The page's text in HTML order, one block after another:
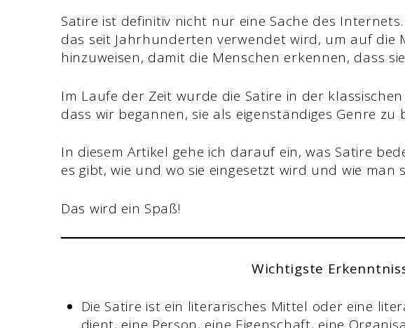
Satire ist definitiv nicht nur eine Sache des
das seit Jahrhunderten verwendet wird, um auf die
hinzuweisen, damit die Menschen erkennen, dass
Im Laufe der Zeit wurde die Satire in der
dass wir begannen, sie als eigenständiges Genre zu
In diesem Artikel gehe ich darauf ein, was Satire
es gibt, wie und wo sie eingesetzt wird und wie man
Das wird ein Spaß!
Wichtigste
Die Satire ist ein literarisches Mittel oder eine